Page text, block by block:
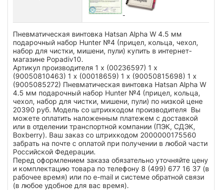
Пневматическая винтовка Hatsan Alpha W 4.5 мм
подарочный набор Hunter №4 (прицел, кольца, чехол,
набор для чистки, мишени, пули) купить в интернет-
магазине Popadiv10.
Артикул производителя 1 x (00236597) 1 x
(90050810463) 1 x (00018659) 1 x (90050815698) 1 x
(9005085272) Пневматическая винтовка Hatsan Alpha W
4.5 мм подарочный набор Hunter №4 (прицел, кольца,
чехол, набор для чистки, мишени, пули) по низкой цене
20390 руб. Модель со штрихкодом производителя Вы
можете оплатить наложенным платежем с доставкой
или в отделении транспортной компании (ПЭК, СДЭК,
Boxberry). Ваш заказ со штрихкодом 2000000175560
забрать на почте с оплатой при получении в любой части
Российской Федерации.
Перед оформлением заказа обязательно уточняйте цену
и комплектацию товара по телефону 8 (499) 677 16 37 (в
рабочее время) или по e-mail и системе обратной связи
(в любое удобное для вас время).